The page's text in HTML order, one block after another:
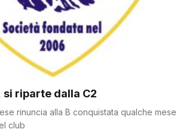
si riparte dalla C2
rinuncia alla B conquistata qualche mese
club